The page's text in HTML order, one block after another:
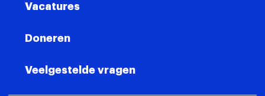
Vacatures
Doneren
Veelgestelde vragen